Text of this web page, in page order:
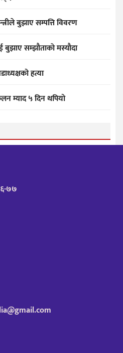
बुझाए सम्पत्ति विवरण
बुझाए सम्झाैताकाे मस्याैदा
हत्या
म्याद ५ दिन थपियो
७७